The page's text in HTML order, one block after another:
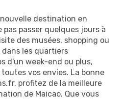
destination en
passer quelques jours à
des musées, shopping ou
les quartiers
d'un week-end ou plus,
vos envies. La bonne
profitez de la meilleure
de Maicao. Que vous